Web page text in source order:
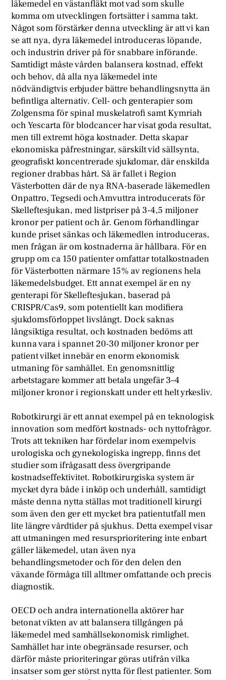
läkemedel en västanfläkt mot vad som skulle
komma om utvecklingen fortsätter i samma takt.
Något som förstärker denna utveckling är att vi kan
se att nya, dyra läkemedel introduceras löpande,
och industrin driver på för snabbare införande.
Samtidigt måste vården balansera kostnad, effekt
och behov, då alla nya läkemedel inte
nödvändigtvis erbjuder bättre behandlingsnytta än
befintliga alternativ. Cell- och genterapier som
Zolgensma för spinal muskelatrofi samt Kymriah
och Yescarta för blodcancer har visat goda resultat,
men till extremt höga kostnader. Detta skapar
ekonomiska påfrestningar, särskilt vid sällsynta,
geografiskt koncentrerade sjukdomar, där enskilda
regioner drabbas hårt. Så är fallet i Region
Västerbotten där de nya RNA-baserade läkemedlen
Onpattro, Tegsedi och Amvuttra introducerats för
Skelleftesjukan, med listpriser på 3-4,5 miljoner
kronor per patient och år. Genom förhandlingar
kunde priset sänkas och läkemedlen introduceras,
men frågan är om kostnaderna är hållbara. För en
grupp om ca 150 patienter omfattar totalkostnaden
för Västerbotten närmare 15% av regionens hela
läkemedelsbudget. Ett annat exempel är en ny
genterapi för Skelleftesjukan, baserad på
CRISPR/Cas9, som potentiellt kan modifiera
sjukdomsförloppet livslångt. Dock saknas
långsiktiga resultat, och kostnaden bedöms att
kunna vara i spannet 20-30 miljoner kronor per
patient vilket innebär en enorm ekonomisk
utmaning för samhället. En genomsnittlig
arbetstagare kommer att betala ungefär 3–4
miljoner kronor i regionskatt under ett helt yrkesliv.
Robotkirurgi är ett annat exempel på en teknologisk
innovation som medfört kostnads- och nyttofrågor.
Trots att tekniken har fördelar inom exempelvis
urologiska och gynekologiska ingrepp, finns det
studier som ifrågasatt dess övergripande
kostnadseffektivitet. Robotkirurgiska system är
mycket dyra både i inköp och underhåll, samtidigt
måste denna nytta ställas mot traditionell kirurgi
som även den ger ett mycket bra patientutfall men
lite längre vårdtider på sjukhus. Detta exempel visar
att utmaningen med resursprioritering inte enbart
gäller läkemedel, utan även nya
behandlingsmetoder och för den delen den
växande förmåga till alltmer omfattande och precis
diagnostik.
OECD och andra internationella aktörer har
betonat vikten av att balansera tillgången på
läkemedel med samhällsekonomisk rimlighet.
Samhället har inte obegränsade resurser, och
därför måste prioriteringar göras utifrån vilka
insatser som ger störst nytta för flest patienter. Som